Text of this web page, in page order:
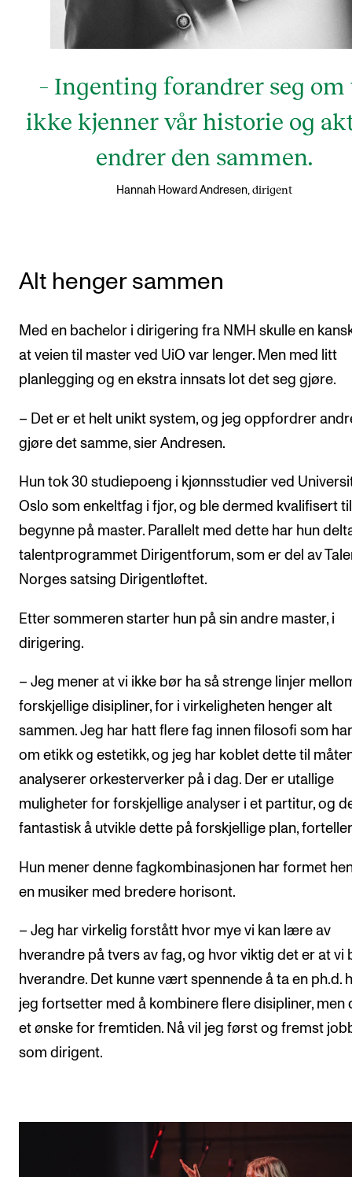
– Ingenting forandrer seg om
ikke kjenner vår historie og
endrer den sammen.
Hannah Howard Andresen, dirigent
Alt henger sammen
Med en bachelor i dirigering fra NMH skulle en
at veien til master ved UiO var lenger. Men med litt
planlegging og en ekstra innsats lot det seg gjøre.
– Det er et helt unikt system, og jeg oppfordrer
gjøre det samme, sier Andresen.
Hun tok 30 studiepoeng i kjønnsstudier ved
Oslo som enkeltfag i fjor, og ble dermed kvalifisert
begynne på master. Parallelt med dette har hun
talentprogrammet Dirigentforum, som er del av
Norges satsing Dirigentløftet.
Etter sommeren starter hun på sin andre master, i
dirigering.
– Jeg mener at vi ikke bør ha så strenge linjer
forskjellige disipliner, for i virkeligheten henger alt
sammen. Jeg har hatt flere fag innen filosofi som
om etikk og estetikk, og jeg har koblet dette til
analyserer orkesterverker på i dag. Der er utallige
muligheter for forskjellige analyser i et partitur, og
fantastisk å utvikle dette på forskjellige plan,
Hun mener denne fagkombinasjonen har formet
en musiker med bredere horisont.
– Jeg har virkelig forstått hvor mye vi kan lære av
hverandre på tvers av fag, og hvor viktig det er at vi
hverandre. Det kunne vært spennende å ta en ph.d.
jeg fortsetter med å kombinere flere disipliner, men
et ønske for fremtiden. Nå vil jeg først og fremst
som dirigent.